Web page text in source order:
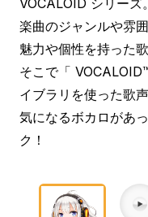
楽曲のジャンルや雰
魅力や個性を持った
そこで「
イブラリを使った歌
気になるボカロがあ
ク！